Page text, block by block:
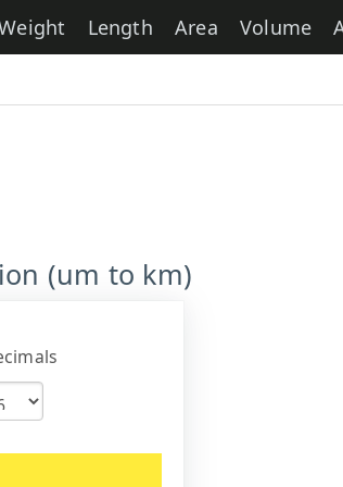
Length Area Volume
(um to km)